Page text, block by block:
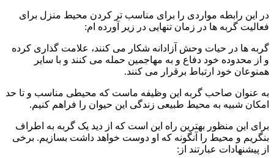
در این رابطه مواردی را برای مناسب تر کردن محیط منزل برای
فعالیت گربه ها در زمان تنهایی در زیر آورده ام:
گربه ها در حیات وحش آزادانه شکار می کنند، علامت گذاری کرده
و از محدوده خود دفاع و به مهاجمین حمله می کنند و با سایر
همنوعان خود ارتباط برقرار می کنند.
به عنوان صاحب گربه این وظیفه ماست که محیطی مناسب و تا حد
امکان شبیه به محیط طبیعی زندگی این حیوان را فراهم کنیم.
برای این منظور بهترین راه این است که از دید یک گربه به اطراف
بنگریم و محیط را آنگونه که او دوست خواهد داشت بسازیم. برخی
از پیشنهادات عبارتند از: